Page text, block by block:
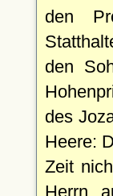
den
den
des
Heere:
Zeit
Herrn